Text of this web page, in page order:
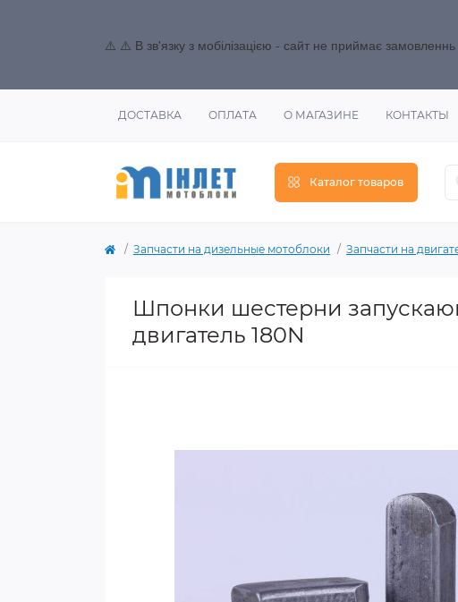
⚠️ ⚠️ В зв'язку з мобілізацією - сайт не приймає замовленнь
ДОСТАВКА ОПЛАТА О МАГАЗИНЕ КОНТАКТЫ
Каталог товаров
Запчасти на дизельные мотоблоки Запчасти на
Шпонки шестерни
двигатель 180N